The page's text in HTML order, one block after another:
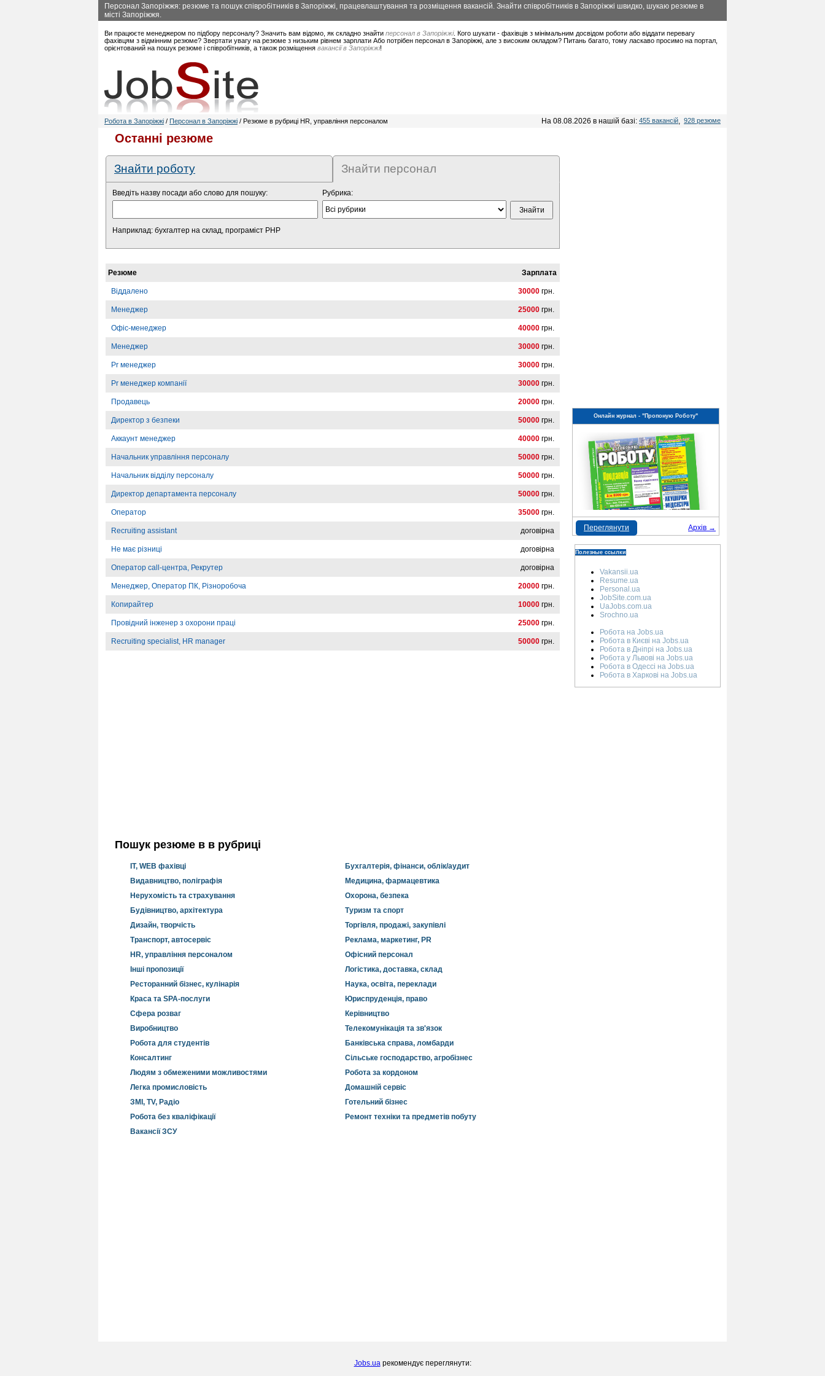
Персонал Запоріжжя: резюме та пошук співробітників в Запоріжжі, працевлаштування та розміщення вакансій. Знайти співробітників в Запоріжжі швидко, шукаю резюме в
місті Запоріжжя.
Ви працюєте менеджером по підбору персоналу? Значить вам відомо, як складно знайти персонал в Запоріжжі. Кого шукати - фахівців з мінімальним досвідом роботи або віддати перевагу
фахівцям з відмінним резюме? Звертати увагу на резюме з низьким рівнем зарплати Або потрібен персонал в Запоріжжі, але з високим окладом? Питань багато, тому ласкаво просимо на портал,
орієнтований на пошук резюме і співробітників, а також розміщення вакансії в Запоріжжі!
Робота в Запоріжжі / Персонал в Запоріжжі / Резюме в рубриці HR, управління персоналом На 08.08.2026 в нашій базі: 455 вакансій, 928 резюме
Останні резюме
Знайти роботу Знайти персонал
Введіть назву посади або слово для пошуку:
Наприклад: бухгалтер на склад, програміст PHP
Рубрика:
Резюме Зарплата
Віддалено 30000 грн.
Менеджер 25000 грн.
Офіс-менеджер 40000 грн.
Менеджер 30000 грн.
Pr менеджер 30000 грн.
Pr менеджер компанії 30000 грн.
Продавець 20000 грн.
Директор з безпеки 50000 грн.
Аккаунт менеджер 40000 грн.
Начальник управління персоналу 50000 грн.
Начальник відділу персоналу 50000 грн.
Директор департамента персоналу 50000 грн.
Оператор 35000 грн.
Recruiting assistant договірна
Не має різниці договірна
Оператор call-центра, Рекрутер договірна
Менеджер, Оператор ПК, Різноробоча 20000 грн.
Копирайтер 10000 грн.
Провідний інженер з охорони праці 25000 грн.
Recruiting specialist, HR manager 50000 грн.
Пошук резюме в в рубриці
IT, WEB фахівці
Бухгалтерія, фінанси, облік/аудит
Видавництво, поліграфія
Медицина, фармацевтика
Нерухомість та страхування
Охорона, безпека
Будівництво, архітектура
Туризм та спорт
Дизайн, творчість
Торгівля, продажі, закупівлі
Транспорт, автосервіс
Реклама, маркетинг, PR
HR, управління персоналом
Офісний персонал
Інші пропозиції
Логістика, доставка, склад
Ресторанний бізнес, кулінарія
Наука, освіта, переклади
Краса та SPA-послуги
Юриспруденція, право
Сфера розваг
Керівництво
Виробництво
Телекомунікація та зв'язок
Робота для студентів
Банківська справа, ломбарди
Консалтинг
Сільське господарство, агробізнес
Людям з обмеженими можливостями
Робота за кордоном
Легка промисловість
Домашній сервіс
ЗМІ, TV, Радіо
Готельний бізнес
Робота без кваліфікації
Ремонт техніки та предметів побуту
Вакансії ЗСУ
Онлайн журнал - "Пропоную Роботу"
Архів →
Переглянути
Полезные ссылки
Vakansii.ua
Resume.ua
Personal.ua
JobSite.com.ua
UaJobs.com.ua
Srochno.ua
Робота на Jobs.ua
Робота в Києві на Jobs.ua
Робота в Дніпрі на Jobs.ua
Робота у Львові на Jobs.ua
Робота в Одессі на Jobs.ua
Робота в Харкові на Jobs.ua
Jobs.uaрекомендує переглянути: